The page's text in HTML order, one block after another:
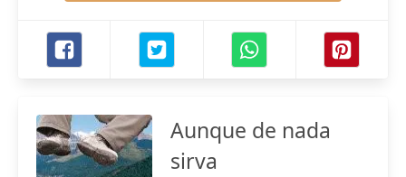
Aunque de nada
sirva